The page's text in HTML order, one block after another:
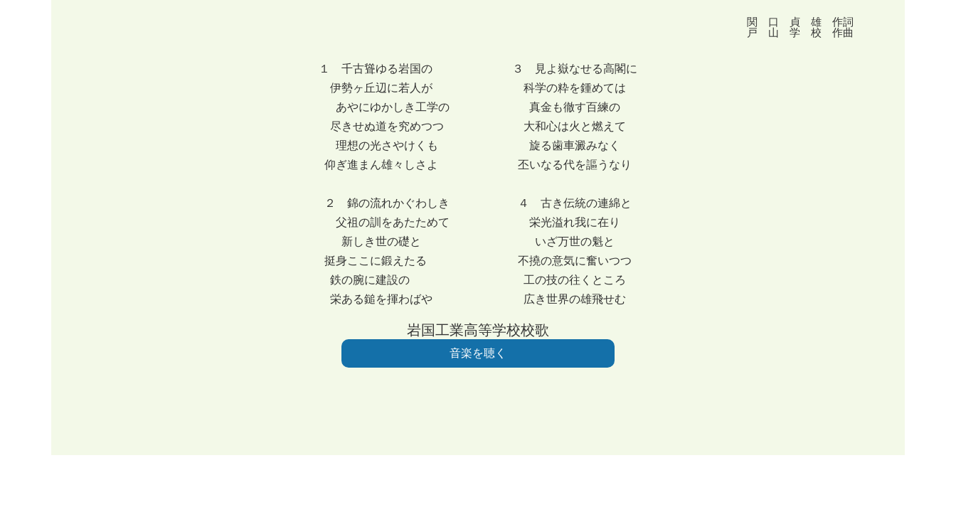
関 口 貞 雄 作詞
戸 山 学 校 作曲
１ 千古聳ゆる岩国の ３ 見よ嶽なせる高閣に
伊勢ヶ丘辺に若人が 科学の粋を鍾めては
あやにゆかしき工学の 真金も徹す百練の
尽きせぬ道を究めつつ 大和心は火と燃えて
理想の光さやけくも 旋る歯車澱みなく
仰ぎ進まん雄々しさよ 丕いなる代を謳うなり
２ 錦の流れかぐわしき ４ 古き伝統の連綿と
父祖の訓をあたためて 栄光溢れ我に在り
新しき世の礎と いざ万世の魁と
挺身ここに鍛えたる 不撓の意気に奮いつつ
鉄の腕に建設の 工の技の往くところ
栄ある鎚を揮わばや 広き世界の雄飛せむ
岩国工業高等学校校歌
音楽を聴く